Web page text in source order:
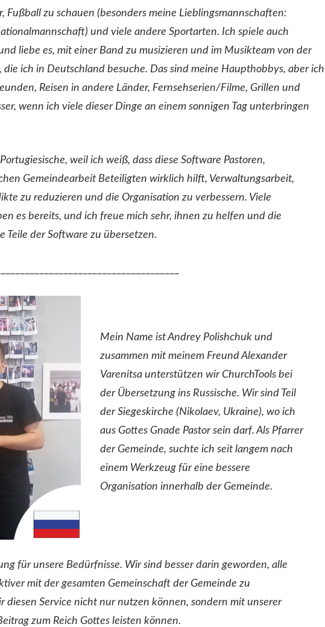
Fußball zu schauen (besonders meine Lieblingsmannschaften:
und viele andere Sportarten. Ich spiele auch
liebe es, mit einer Band zu musizieren und im Musikteam von der
ich in Deutschland besuche. Das sind meine Haupthobbys, aber ich
Reisen in andere Länder, Fernsehserien/Filme, Grillen und
wenn ich viele dieser Dinge an einem sonnigen Tag unterbringen
weil ich weiß, dass diese Software Pastoren,
Gemeindearbeit Beteiligten wirklich hilft, Verwaltungsarbeit,
zu reduzieren und die Organisation zu verbessern. Viele
es bereits, und ich freue mich sehr, ihnen zu helfen und die
Teile der Software zu übersetzen.
Mein Name ist Andrey Polishchuk und
zusammen mit meinem Freund Alexander
Varenitsa unterstützen wir ChurchTools bei
der Übersetzung ins Russische. Wir sind Teil
der Siegeskirche (Nikolaev, Ukraine), wo ich
aus Gottes Gnade Pastor sein darf. Als Pfarrer
der Gemeinde, suchte ich seit langem nach
einem Werkzeug für eine bessere
Organisation innerhalb der Gemeinde.
für unsere Bedürfnisse. Wir sind besser darin geworden, alle
mit der gesamten Gemeinschaft der Gemeinde zu
diesen Service nicht nur nutzen können, sondern mit unserer
zum Reich Gottes leisten können.